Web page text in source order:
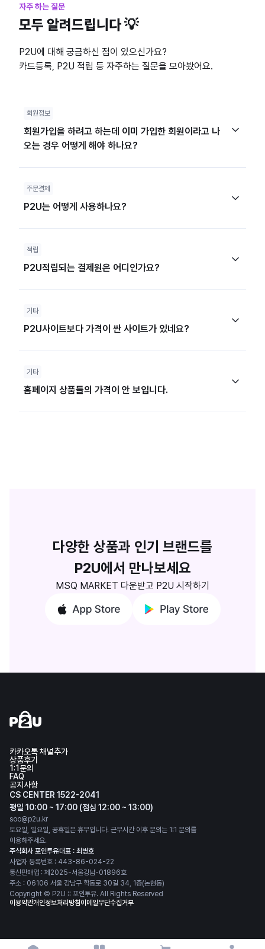
카카오톡 채널추가
상품후기
1:1문의
FAQ
공지사항
CS CENTER 1522-2041
평일 10:00 ~ 17:00 (점심 12:00 ~ 13:00)
soo@p2u.kr
토요일, 일요일, 공휴일은 휴무입니다. 근무시간 이후 문의는 1:1 문의를
이용해주세요.
주식회사 포인투유대표 : 최병호
사업자 등록번호 : 443-86-024-22
통신판매업 : 제2025-서울강남-01896호
주소 : 06106 서울 강남구 학동로 30길 34, 1층(논현동)
Copyright © P2U :: 포인투유. All Rights Reserved
이용약관개인정보처리방침이메일무단수집거부